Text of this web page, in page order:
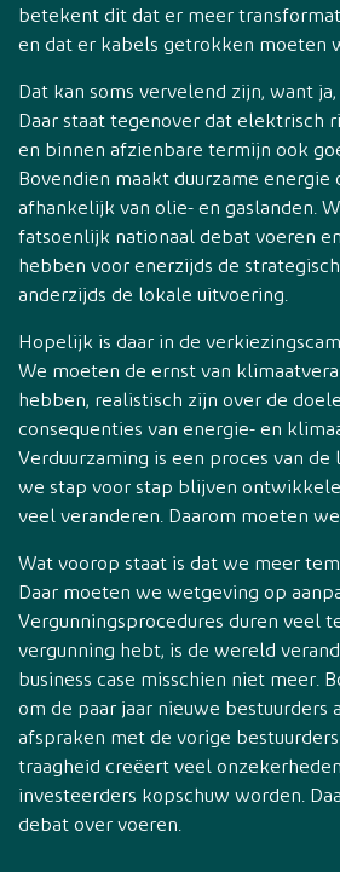
betekent dit dat er meer
en dat er kabels getrokken moeten
Dat kan soms vervelend zijn, want
Daar staat tegenover dat elektrisch
en binnen afzienbare termijn ook
Bovendien maakt duurzame energie
afhankelijk van olie- en gaslanden.
fatsoenlijk nationaal debat voeren
hebben voor enerzijds de
anderzijds de lokale uitvoering.
Hopelijk is daar in de
We moeten de ernst van
hebben, realistisch zijn over de
consequenties van energie- en
Verduurzaming is een proces van de
we stap voor stap blijven
veel veranderen. Daarom moeten
Wat voorop staat is dat we meer
Daar moeten we wetgeving op
Vergunningsprocedures duren veel
vergunning hebt, is de wereld
business case misschien niet meer.
om de paar jaar nieuwe bestuurders
afspraken met de vorige
traagheid creëert veel
investeerders kopschuw worden.
debat over voeren.